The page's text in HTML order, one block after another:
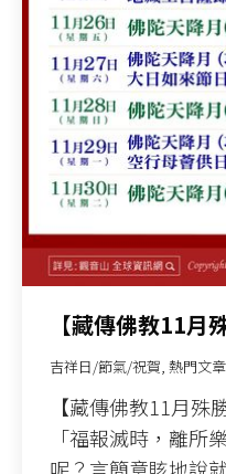
【藏傳佛教11月
吉祥日/節氣/祝賀, 熱門文章
【藏傳佛教11月殊
「福報滅時，離所